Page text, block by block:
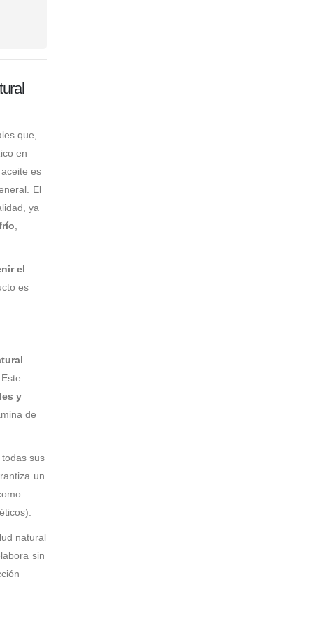
que,
en
es
El
ya
el
es
y
de
sus
un
natural
sin